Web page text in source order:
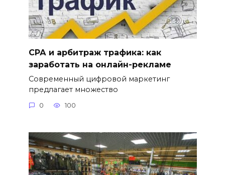
СРА и арбитраж трафика: как
заработать на онлайн-рекламе
Современный цифровой маркетинг
предлагает множество
0 100